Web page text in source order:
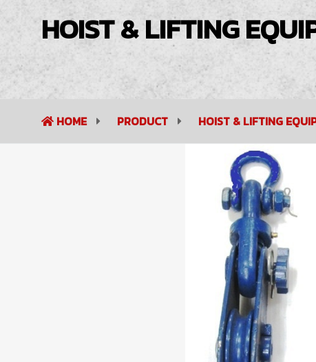
HOIST & LIFTING
HOME PRODUCT HOIST & LIFTING